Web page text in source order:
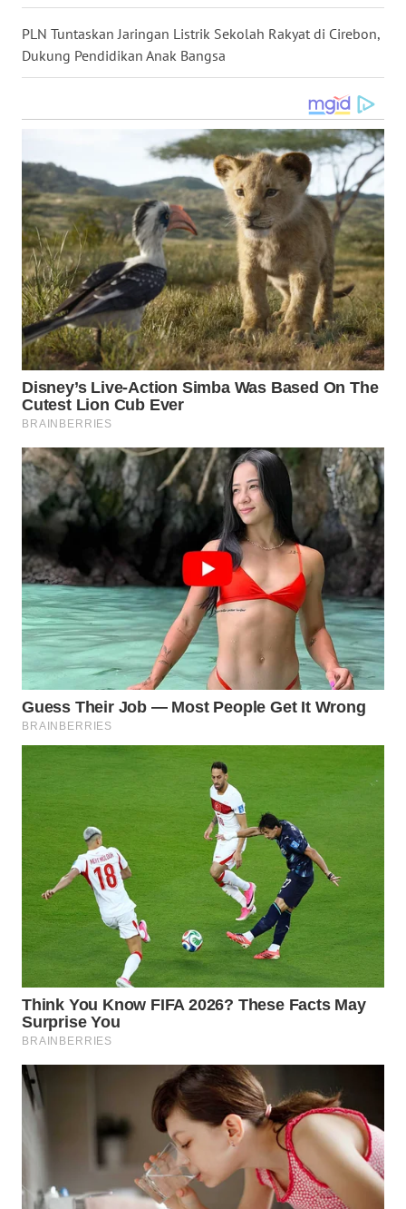
PLN Tuntaskan Jaringan Listrik Sekolah Rakyat di Cirebon,
Dukung Pendidikan Anak Bangsa
SULSEL
WN
GORONTALO
WN
WN
MALUKU
WN
MALUT
WN
DAIRI
WN
DANAU
TOBA
WN
NIAS
LANGKAT
WN
TAPANULI
SELATAN
WN
TANJUNG
KARO
WN
SIMALUNGUN
WN
LABUHANBATU
WN
TAPANULI
TENGAH
SERDANG